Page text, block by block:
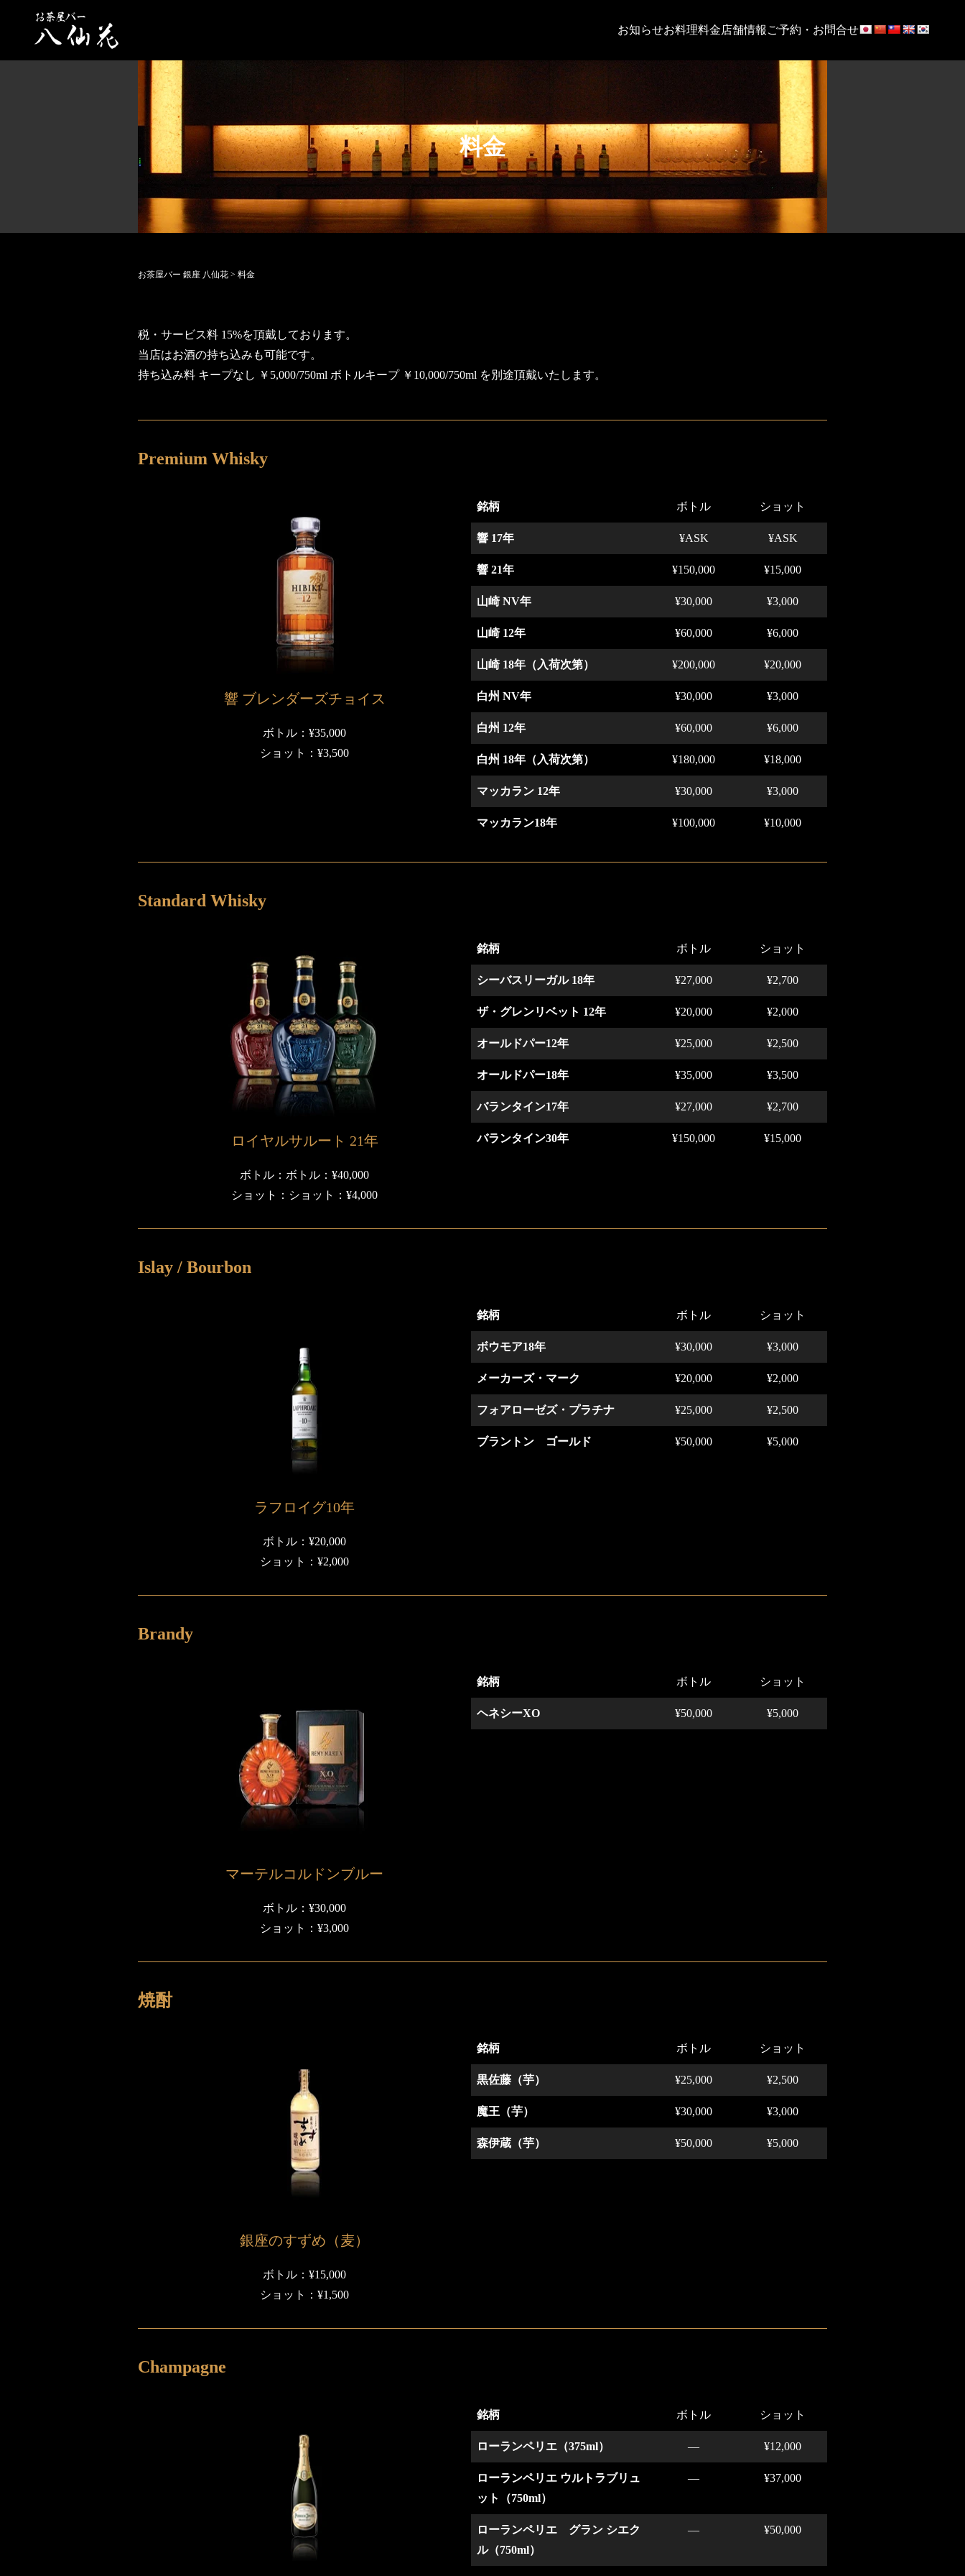
お知らせお料理料金店舗情報 ご予約・お問合せ
料金
お茶屋バー 銀座 八仙花 > 料金
税・サービス料 15%を頂戴しております。
当店はお酒の持ち込みも可能です。
持ち込み料 キープなし ￥5,000/750ml ボトルキープ ￥10,000/750ml を別途頂戴いたします。
Premium Whisky
響 ブレンダーズチョイス
ボトル：¥35,000
ショット：¥3,500
銘柄 ボトル ショット
響 17年 ¥ASK ¥ASK
響 21年 ¥150,000 ¥15,000
山崎 NV年 ¥30,000 ¥3,000
山崎 12年 ¥60,000 ¥6,000
山崎 18年（入荷次第） ¥200,000 ¥20,000
白州 NV年 ¥30,000 ¥3,000
白州 12年 ¥60,000 ¥6,000
白州 18年（入荷次第） ¥180,000 ¥18,000
マッカラン 12年 ¥30,000 ¥3,000
マッカラン18年 ¥100,000 ¥10,000
Standard Whisky
ロイヤルサルート 21年
ボトル：ボトル：¥40,000
ショット：ショット：¥4,000
銘柄 ボトル ショット
シーバスリーガル 18年 ¥27,000 ¥2,700
ザ・グレンリベット 12年 ¥20,000 ¥2,000
オールドパー12年 ¥25,000 ¥2,500
オールドパー18年 ¥35,000 ¥3,500
バランタイン17年 ¥27,000 ¥2,700
バランタイン30年 ¥150,000 ¥15,000
Islay / Bourbon
ラフロイグ10年
ボトル：¥20,000
ショット：¥2,000
銘柄 ボトル ショット
ボウモア18年 ¥30,000 ¥3,000
メーカーズ・マーク ¥20,000 ¥2,000
フォアローゼズ・プラチナ ¥25,000 ¥2,500
ブラントン ゴールド ¥50,000 ¥5,000
Brandy
マーテルコルドンブルー
ボトル：¥30,000
ショット：¥3,000
銘柄 ボトル ショット
ヘネシーXO ¥50,000 ¥5,000
焼酎
銀座のすずめ（麦）
ボトル：¥15,000
ショット：¥1,500
銘柄 ボトル ショット
黒佐藤（芋） ¥25,000 ¥2,500
魔王（芋） ¥30,000 ¥3,000
森伊蔵（芋） ¥50,000 ¥5,000
Champagne
銘柄 ボトル ショット
ローランペリエ（375ml） ― ¥12,000
ローランペリエ ウルトラブリュ
ット（750ml）
― ¥37,000
ローランペリエ グラン シエク
ル（750ml）
― ¥50,000